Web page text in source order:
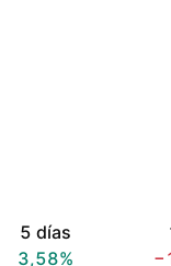
5 días
3,58%